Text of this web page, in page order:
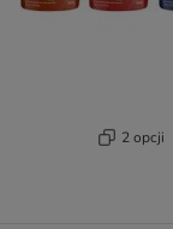
2 opcji